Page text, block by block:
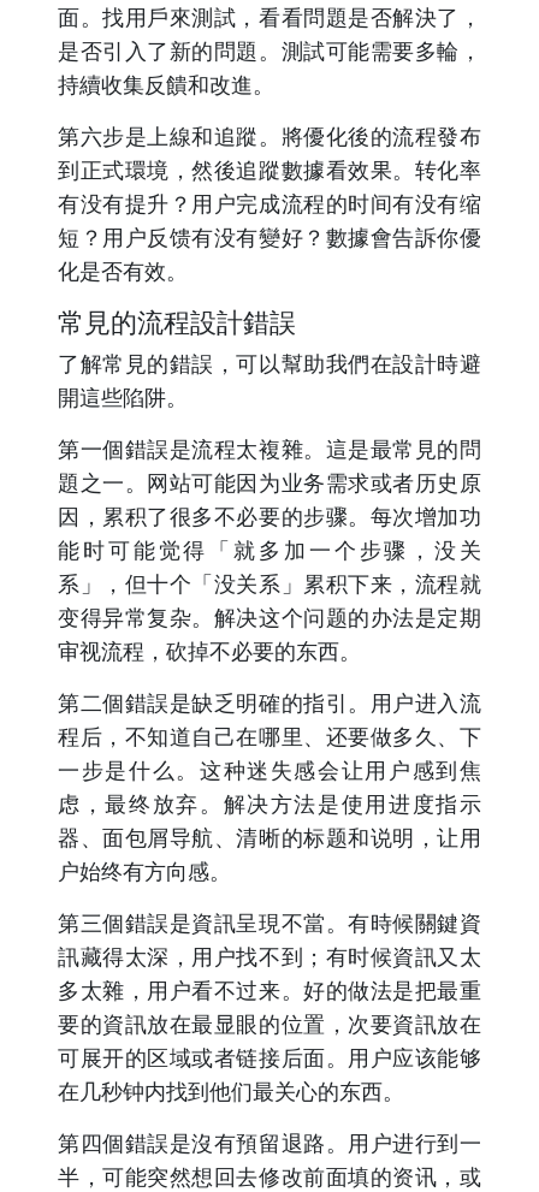
面。找用戶來測試，看看問題是否解決了，
是否引入了新的問題。測試可能需要多輪，
持續收集反饋和改進。
第六步是上線和追蹤。將優化後的流程發布
到正式環境，然後追蹤數據看效果。转化率
有没有提升？用户完成流程的时间有没有缩
短？用户反馈有没有變好？數據會告訴你優
化是否有效。
常見的流程設計錯誤
了解常見的錯誤，可以幫助我們在設計時避
開這些陷阱。
第一個錯誤是流程太複雜。這是最常見的問
題之一。网站可能因为业务需求或者历史原
因，累积了很多不必要的步骤。每次增加功
能时可能觉得「就多加一个步骤，没关
系」，但十个「没关系」累积下来，流程就
变得异常复杂。解决这个问题的办法是定期
审视流程，砍掉不必要的东西。
第二個錯誤是缺乏明確的指引。用户进入流
程后，不知道自己在哪里、还要做多久、下
一步是什么。这种迷失感会让用户感到焦
虑，最终放弃。解决方法是使用进度指示
器、面包屑导航、清晰的标题和说明，让用
户始终有方向感。
第三個錯誤是資訊呈現不當。有時候關鍵資
訊藏得太深，用户找不到；有时候資訊又太
多太雜，用户看不过来。好的做法是把最重
要的資訊放在最显眼的位置，次要資訊放在
可展开的区域或者链接后面。用户应该能够
在几秒钟内找到他们最关心的东西。
第四個錯誤是沒有預留退路。用户进行到一
半，可能突然想回去修改前面填的资讯，或